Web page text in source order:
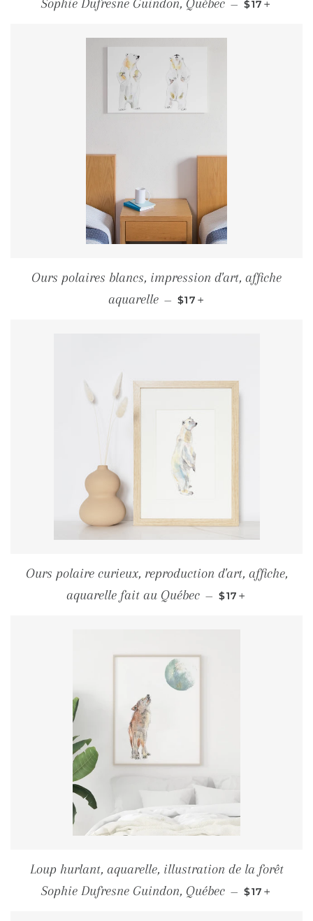
Sophie Dufresne Guindon, Québec — $17
Ours polaires blancs, impression d'art, affiche
aquarelle — PRIX RÉGULIER
$17
Ours polaire curieux, reproduction d'art, affiche,
aquarelle fait au Québec — PRIX RÉGULIER
$17
Loup hurlant, aquarelle, illustration de la forêt
Sophie Dufresne Guindon, Québec — PRIX
$17